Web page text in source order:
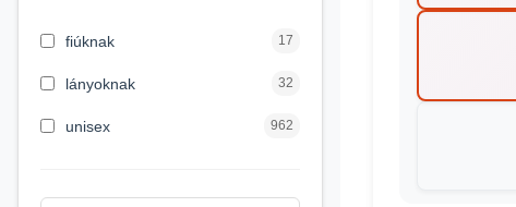
7 éves kortól 53
fiúknak 17
lányoknak 32
unisex 962